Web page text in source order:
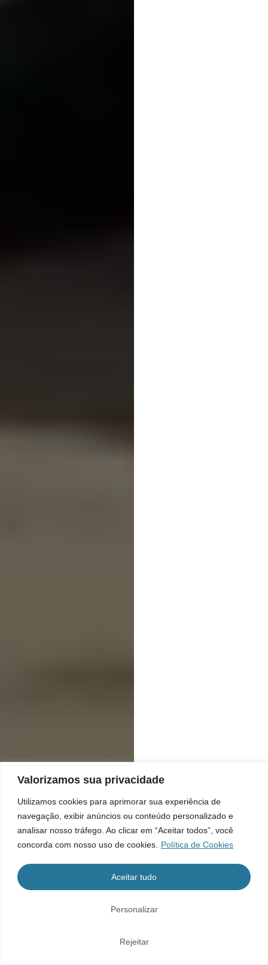
Valorizamos sua privacidade
Utilizamos cookies para aprimorar sua experiência de
navegação, exibir anúncios ou conteúdo personalizado e
analisar nosso tráfego. Ao clicar em “Aceitar todos”, você
concorda com nosso uso de cookies.
Política de Cookies
Personalizar
Rejeitar
Aceitar tudo